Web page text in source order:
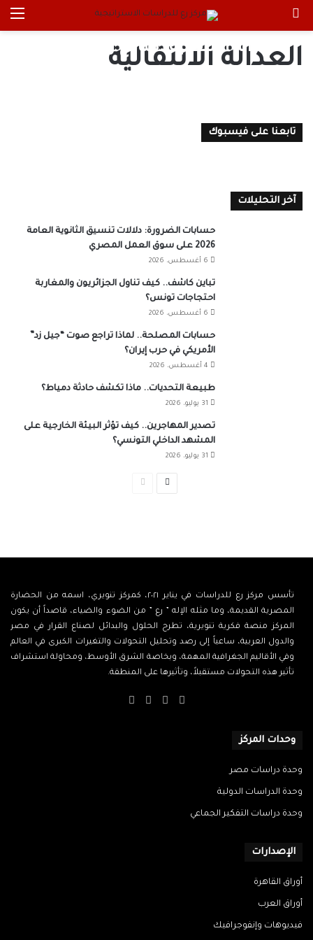
العدالة الانتقالية
العدالة الانتقالية..نماذج وتطبيقات
0
تابعنا على فيسبوك
آخر التحليلات
حسابات الضرورة: دلالات تنسيق الثانوية العامة
2026 على سوق العمل المصري
6 أغسطس، 2026
تباين كاشف.. كيف تناول الجزائريون والمغاربة
احتجاجات تونس؟
6 أغسطس، 2026
حسابات المصلحة.. لماذا تراجع صوت “جيل زد”
الأمريكي في حرب إيران؟
4 أغسطس، 2026
طبيعة التحديات.. ماذا تكشف حادثة دمياط؟
31 يوليو، 2026
تصدير المهاجرين.. كيف تؤثر البيئة الخارجية على
المشهد الداخلي التونسي؟
31 يوليو، 2026
الصفحة
تأسس مركز رع للدراسات في يناير ٢٠٢١، كمركز تنويري، اسمه من الحضارة
المصرية القديمة، وما مثله الإله ” رع ” من الضوء والضياء، قاصداً أن يكون
المركز منصة فكرية تنويرية، تطرح الحلول والبدائل لصناع القرار في مصر
والدول العربية، ساعياً إلى رصد وتحليل التحولات والتغيرات الكبرى في العالم
وفي الأقاليم الجغرافية المهمة، وبخاصة الشرق الأوسط، ومحاولة استشراف
تأثير هذه التحولات مستقبلاً، وتأثيرها على المنطقة.
فيسبوك
‫X
‫YouTube
وحدات المركز
وحدة دراسات مصر
وحدة الدراسات الدولية
وحدة دراسات التفكير الجماعي
الإصدارات
أوراق القاهرة
أوراق العرب
فيديوهات وإنفوجرافيك